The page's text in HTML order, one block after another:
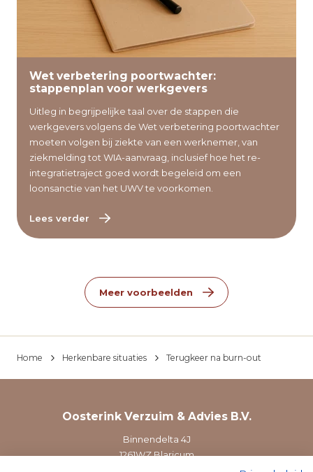
Lees verder
Wet verbetering poortwachter:
stappenplan voor werkgevers
Uitleg in begrijpelijke taal over de stappen die
werkgevers volgens de Wet verbetering poortwachter
moeten volgen bij ziekte van een werknemer, van
ziekmelding tot WIA-aanvraag, inclusief hoe het re-
integratietraject goed wordt begeleid om een
loonsanctie van het UWV te voorkomen.
Lees verder
Meer voorbeelden
Home Herkenbare situaties Terugkeer na burn-out
Oosterink Verzuim & Advies B.V.
Binnendelta 4J
1261WZ Blaricum